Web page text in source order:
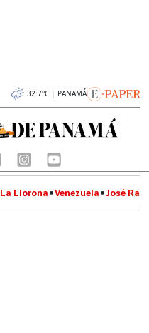
32.7°C | PANAMÁ
La Llorona Venezuela José